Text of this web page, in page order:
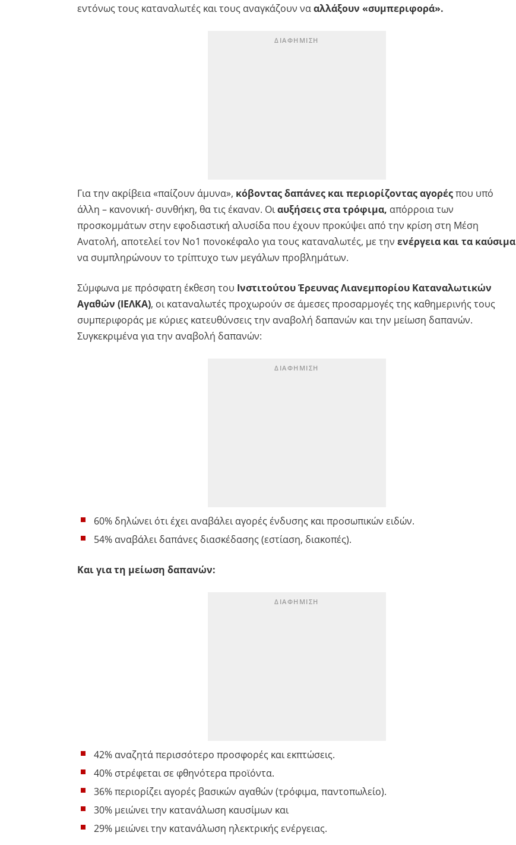
εντόνως τους καταναλωτές και τους αναγκάζουν νααλλάξουν «συμπεριφορά».
Για την ακρίβεια «παίζουν άμυνα», κόβοντας δαπάνες και περιορίζοντας αγορέςπου υπό
άλλη – κανονική- συνθήκη, θα τις έκαναν. Οιαυξήσεις στα τρόφιμα, απόρροια των
προσκομμάτων στην εφοδιαστική αλυσίδα που έχουν προκύψει από την κρίση στη Μέση
Ανατολή, αποτελεί τον Νο1 πονοκέφαλο για τους καταναλωτές, με την ενέργεια και τα καύσιμα
να συμπληρώνουν το τρίπτυχο των μεγάλων προβλημάτων.
Σύμφωνα με πρόσφατη έκθεση του Ινστιτούτου Έρευνας Λιανεμπορίου Καταναλωτικών
Αγαθών (ΙΕΛΚΑ), οι καταναλωτές προχωρούν σε άμεσες προσαρμογές της καθημερινής τους
συμπεριφοράς με κύριες κατευθύνσεις την αναβολή δαπανών και την μείωση δαπανών.
Συγκεκριμένα για την αναβολή δαπανών:
60% δηλώνει ότι έχει αναβάλει αγορές ένδυσης και προσωπικών ειδών.
54% αναβάλει δαπάνες διασκέδασης (εστίαση, διακοπές).
Και για τη μείωση δαπανών:
42% αναζητά περισσότερο προσφορές και εκπτώσεις.
40% στρέφεται σε φθηνότερα προϊόντα.
36% περιορίζει αγορές βασικών αγαθών (τρόφιμα, παντοπωλείο).
30% μειώνει την κατανάλωση καυσίμων και
29% μειώνει την κατανάλωση ηλεκτρικής ενέργειας.